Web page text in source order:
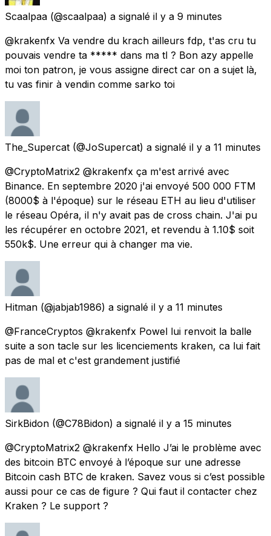
Scaalpaa (@scaalpaa) a signalé il y a 9 minutes
@krakenfx Va vendre du krach ailleurs fdp, t'as cru tu
pouvais vendre ta ***** dans ma tl ? Bon azy appelle
moi ton patron, je vous assigne direct car on a sujet là,
tu vas finir à vendin comme sarko toi
The_Supercat (@JoSupercat) a signalé il y a 11 minutes
@CryptoMatrix2 @krakenfx ça m'est arrivé avec
Binance. En septembre 2020 j'ai envoyé 500 000 FTM
(8000$ à l'époque) sur le réseau ETH au lieu d'utiliser
le réseau Opéra, il n'y avait pas de cross chain. J'ai pu
les récupérer en octobre 2021, et revendu à 1.10$ soit
550k$. Une erreur qui à changer ma vie.
Hitman (@jabjab1986) a signalé il y a 11 minutes
@FranceCryptos @krakenfx Powel lui renvoit la balle
suite a son tacle sur les licenciements kraken, ca lui fait
pas de mal et c'est grandement justifié
SirkBidon (@C78Bidon) a signalé il y a 15 minutes
@CryptoMatrix2 @krakenfx Hello J’ai le problème avec
des bitcoin BTC envoyé à l’époque sur une adresse
Bitcoin cash BTC de kraken. Savez vous si c’est possible
aussi pour ce cas de figure ? Qui faut il contacter chez
Kraken ? Le support ?